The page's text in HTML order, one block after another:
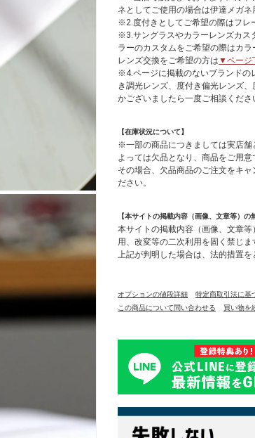
ネとしてご使用の場合は伊達メガ
※2.度付きとしてご希望の際はフレ
※3.サングラスやカラーレンズカス
ラーのカスタムをご希望の際はカラ
レンズ交換をご希望の方は ▼ページ
※4.ページに掲載のないブランドの
き調光レンズ、度付き偏光レンズ
かございましたら一度ご相談くださ
【在庫状況について】
※一部の商品につきましては実店舗
よっては欠品となり、商品をご用意
その場合、欠品商品のご注文をキ
ださい。
【本サイトの掲載内容（画像、文章等）の
本サイトの掲載内容（画像、文章
用、改変等の二次利用を固く禁じま
上記が判明した場合は、法的措置を
オプションの値段詳細 特定商取引法に基
この商品について問い合わせる
買い物を